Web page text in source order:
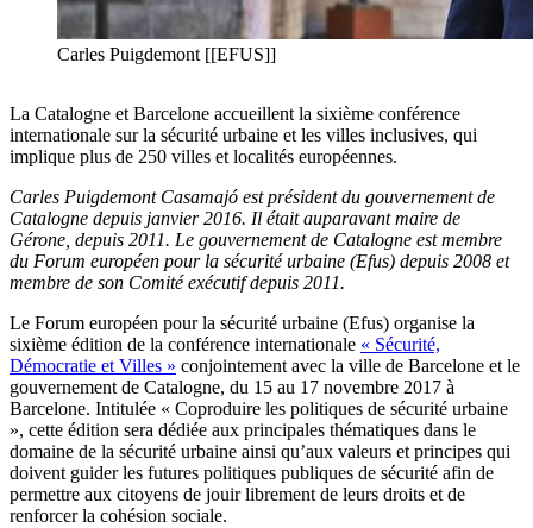
Carles Puigdemont [[EFUS]]
La Catalogne et Barcelone accueillent la sixième conférence
internationale sur la sécurité urbaine et les villes inclusives, qui
implique plus de 250 villes et localités européennes.
Carles Puigdemont Casamajó est président du gouvernement de
Catalogne depuis janvier 2016. Il était auparavant maire de
Gérone, depuis 2011. Le gouvernement de Catalogne est membre
du Forum européen pour la sécurité urbaine (Efus) depuis 2008 et
membre de son Comité exécutif depuis 2011.
Le Forum européen pour la sécurité urbaine (Efus) organise la
sixième édition de la conférence internationale « Sécurité,
Démocratie et Villes » conjointement avec la ville de Barcelone et le
gouvernement de Catalogne, du 15 au 17 novembre 2017 à
Barcelone. Intitulée « Coproduire les politiques de sécurité urbaine
», cette édition sera dédiée aux principales thématiques dans le
domaine de la sécurité urbaine ainsi qu’aux valeurs et principes qui
doivent guider les futures politiques publiques de sécurité afin de
permettre aux citoyens de jouir librement de leurs droits et de
renforcer la cohésion sociale.